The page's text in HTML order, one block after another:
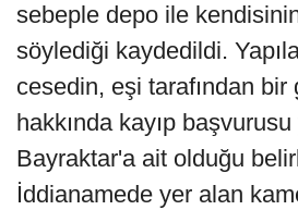
sebeple depo ile
söylediği kaydedildi.
cesedin, eşi tarafından bir
hakkında kayıp
Bayraktar'a ait olduğu
İddianamede yer alan